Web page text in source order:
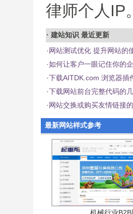
律师个人IP
· 建站知识 最近更新
·网站测试优化 提升网站的
·如何让客户一眼记住你的
·下载AITDK.com 浏览器插
·下载网站前台完整代码的
·网站交换或购买友情链接
最新网站样式参考